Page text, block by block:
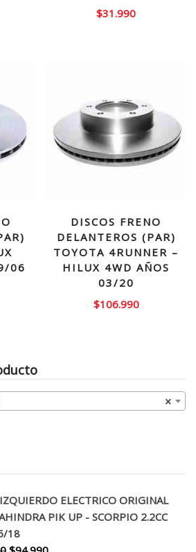
$31.990
06
DISCOS FRENO
DELANTEROS (PAR)
TOYOTA 4RUNNER –
HILUX 4WD AÑOS
03/20
$106.990
×
IZQUIERDO ELECTRICO ORIGINAL
PIK UP - SCORPIO 2.2CC
18
El
El